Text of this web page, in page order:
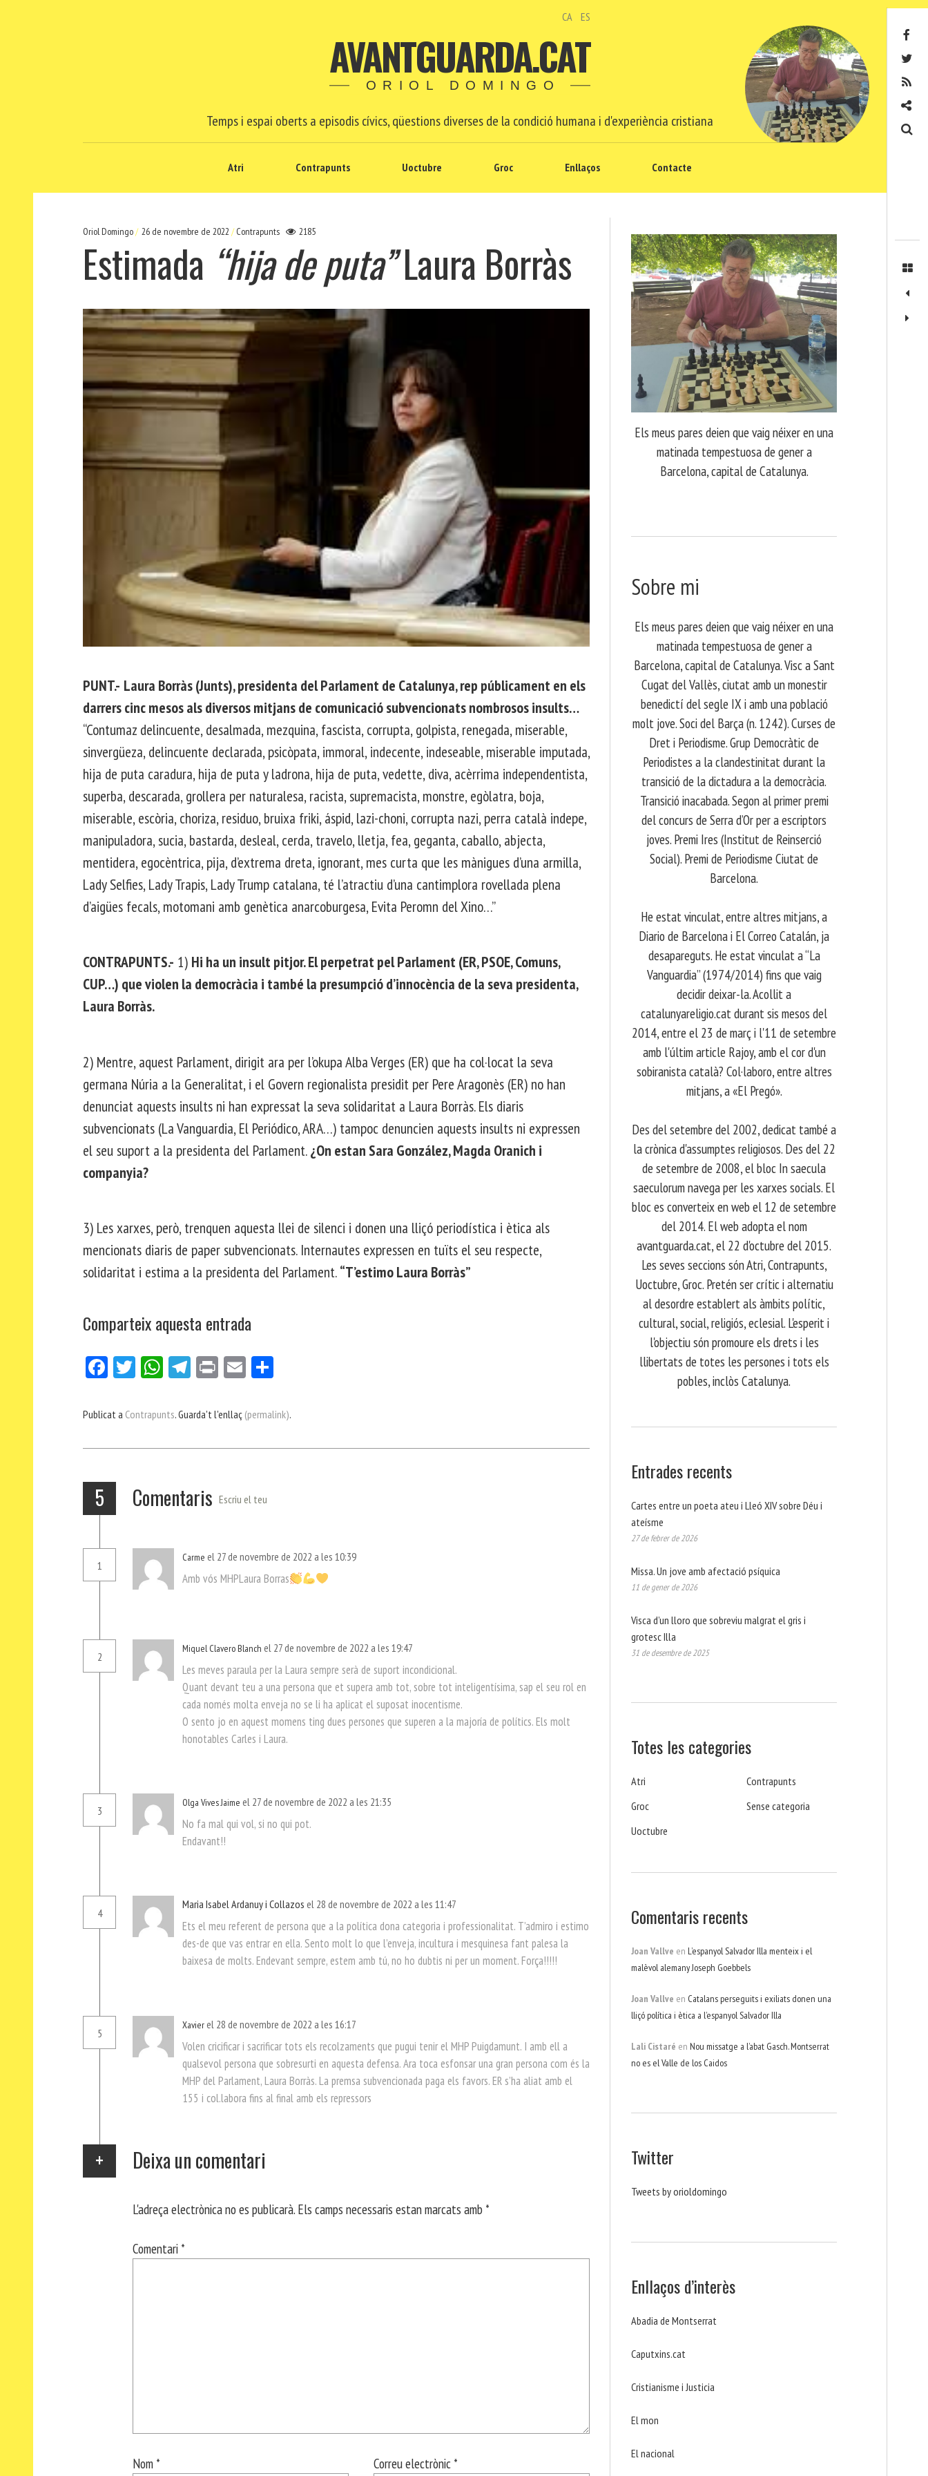
CA ES
AVANTGUARDA.CAT
ORIOL DOMINGO
Temps i espai oberts a episodis cívics, qüestions diverses de la condició humana i d'experiència cristiana
Atri Contrapunts Uoctubre Groc Enllaços Contacte
Oriol Domingo 26 de novembre de 2022 Contrapunts 2185
Estimada “hija de puta”Laura Borràs
PUNT.- Laura Borràs (Junts), presidenta del Parlament de Catalunya, rep públicament en els
darrers cinc mesos als diversos mitjans de comunicació subvencionats nombrosos insults…
“Contumaz delincuente, desalmada, mezquina, fascista, corrupta, golpista, renegada, miserable,
sinvergüeza, delincuente declarada, psicòpata, immoral, indecente, indeseable, miserable imputada,
hija de puta caradura, hija de puta y ladrona, hija de puta, vedette, diva, acèrrima independentista,
superba, descarada, grollera per naturalesa, racista, supremacista, monstre, egòlatra, boja,
miserable, escòria, choriza, residuo, bruixa friki, áspid, lazi-choni, corrupta nazi, perra català indepe,
manipuladora, sucia, bastarda, desleal, cerda, travelo, lletja, fea, geganta, caballo, abjecta,
mentidera, egocèntrica, pija, d’extrema dreta, ignorant, mes curta que les mànigues d’una armilla,
Lady Selfies, Lady Trapis, Lady Trump catalana, té l’atractiu d’una cantimplora rovellada plena
d’aigües fecals, motomani amb genètica anarcoburgesa, Evita Peromn del Xino…”
CONTRAPUNTS.- 1) Hi ha un insult pitjor. El perpetrat pel Parlament (ER, PSOE, Comuns,
CUP…) que violen la democràcia i també la presumpció d’innocència de la seva presidenta,
Laura Borràs.
2) Mentre, aquest Parlament, dirigit ara per l’okupa Alba Verges (ER) que ha col·locat la seva
germana Núria a la Generalitat, i el Govern regionalista presidit per Pere Aragonès (ER) no han
denunciat aquests insults ni han expressat la seva solidaritat a Laura Borràs. Els diaris
subvencionats (La Vanguardia, El Periódico, ARA…) tampoc denuncien aquests insults ni expressen
el seu suport a la presidenta del Parlament.¿On estan Sara González, Magda Oranich i
companyia?
3) Les xarxes, però, trenquen aquesta llei de silenci i donen una lliçó periodística i ètica als
mencionats diaris de paper subvencionats. Internautes expressen en tuïts el seu respecte,
solidaritat i estima a la presidenta del Parlament.“T’estimo Laura Borràs”
Comparteix aquesta entrada
Fa
bo
Tw
er
W
ts
p
Te
gr
m
Pri E
ail pa
ei
Publicat a Contrapunts. Guarda't l'enllaç (permalink).
5 Comentaris Escriu el teu
1
Carme el 27 de novembre de 2022 a les 10:39
Amb vós MHPLaura Borras
2
Miquel Clavero Blanch el 27 de novembre de 2022 a les 19:47
Les meves paraula per la Laura sempre serà de suport incondicional.
Quant devant teu a una persona que et supera amb tot, sobre tot inteligentísima, sap el seu rol en
cada només molta enveja no se li ha aplicat el suposat inocentisme.
O sento jo en aquest momens ting dues persones que superen a la majoría de polítics. Els molt
honotables Carles i Laura.
3
Olga Vives Jaime el 27 de novembre de 2022 a les 21:35
No fa mal qui vol, si no qui pot.
Endavant!!
4
Maria Isabel Ardanuy i Collazos el 28 de novembre de 2022 a les 11:47
Ets el meu referent de persona que a la política dona categoria i professionalitat. T’admiro i estimo
des-de que vas entrar en ella. Sento molt lo que l’enveja, incultura i mesquinesa fant palesa la
baixesa de molts. Endevant sempre, estem amb tú, no ho dubtis ni per un moment. Força!!!!!
5
Xavier el 28 de novembre de 2022 a les 16:17
Volen cricificar i sacrificar tots els recolzaments que pugui tenir el MHP Puigdamunt. I amb ell a
qualsevol persona que sobresurti en aquesta defensa. Ara toca esfonsar una gran persona com és la
MHP del Parlament, Laura Borràs. La premsa subvencionada paga els favors. ER s’ha aliat amb el
155 i col.labora fins al final amb els repressors
Deixa un comentari
L'adreça electrònica no es publicarà. Els camps necessaris estan marcats amb *
Comentari *
Nom * Correu electrònic *
Els meus pares deien que vaig néixer en una
matinada tempestuosa de gener a
Barcelona, capital de Catalunya.
Sobre mi
Els meus pares deien que vaig néixer en una
matinada tempestuosa de gener a
Barcelona, capital de Catalunya. Visc a Sant
Cugat del Vallès, ciutat amb un monestir
benedictí del segle IX i amb una població
molt jove. Soci del Barça (n. 1242). Curses de
Dret i Periodisme. Grup Democràtic de
Periodistes a la clandestinitat durant la
transició de la dictadura a la democràcia.
Transició inacabada. Segon al primer premi
del concurs de Serra d’Or per a escriptors
joves. Premi Ires (Institut de Reinserció
Social). Premi de Periodisme Ciutat de
Barcelona.
​ He estat vinculat, entre altres mitjans, a
Diario de Barcelona i El Correo Catalán, ja
desapareguts. He estat vinculat a “La
Vanguardia” (1974/2014) fins que vaig
decidir deixar-la. Acollit a
catalunyareligio.cat durant sis mesos del
2014, entre el 23 de març i l'11 de setembre
amb l'últim article Rajoy, amb el cor d'un
sobiranista català? Col·laboro, entre altres
mitjans, a «El Pregó».
​ Des del setembre del 2002, dedicat també a
la crònica d'assumptes religiosos. Des del 22
de setembre de 2008, el bloc In saecula
saeculorum navega per les xarxes socials. El
bloc es converteix en web el 12 de setembre
del 2014. El web adopta el nom
avantguarda.cat, el 22 d'octubre del 2015.
Les seves seccions són Atri, Contrapunts,
Uoctubre, Groc. Pretén ser crític i alternatiu
al desordre establert als àmbits polític,
cultural, social, religiós, eclesial. L'esperit i
l'objectiu són promoure els drets i les
llibertats de totes les persones i tots els
pobles, inclòs Catalunya.
Entrades recents
Cartes entre un poeta ateu i Lleó XIV sobre Déu i
ateísme
27 de febrer de 2026
Missa. Un jove amb afectació psíquica
11 de gener de 2026
Visca d’un lloro que sobreviu malgrat el gris i
grotesc Illa
31 de desembre de 2025
Totes les categories
Atri
Contrapunts
Groc
Sense categoria
Uoctubre
Comentaris recents
Joan Vallve en L’espanyol Salvador Illa menteix i el
malèvol alemany Joseph Goebbels
Joan Vallve en Catalans perseguits i exiliats donen una
lliçó política i ètica a l’espanyol Salvador Illa
Lali Cistaré en Nou missatge a l’abat Gasch. Montserrat
no es el Valle de los Caidos
Twitter
Tweets by orioldomingo
Enllaços d’interès
Abadia de Montserrat
Caputxins.cat
Cristianisme i Justicia
El mon
El nacional
Contacte